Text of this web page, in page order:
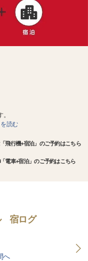
読む
飛行機+宿泊」のご予約はこちら
電車+宿泊」のご予約はこちら
宿ログ
へ